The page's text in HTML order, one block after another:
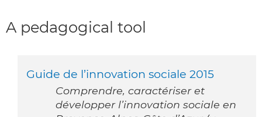
A pedagogical tool
Guide de l’innovation sociale 2015
Comprendre, caractériser et
développer l’innovation sociale en